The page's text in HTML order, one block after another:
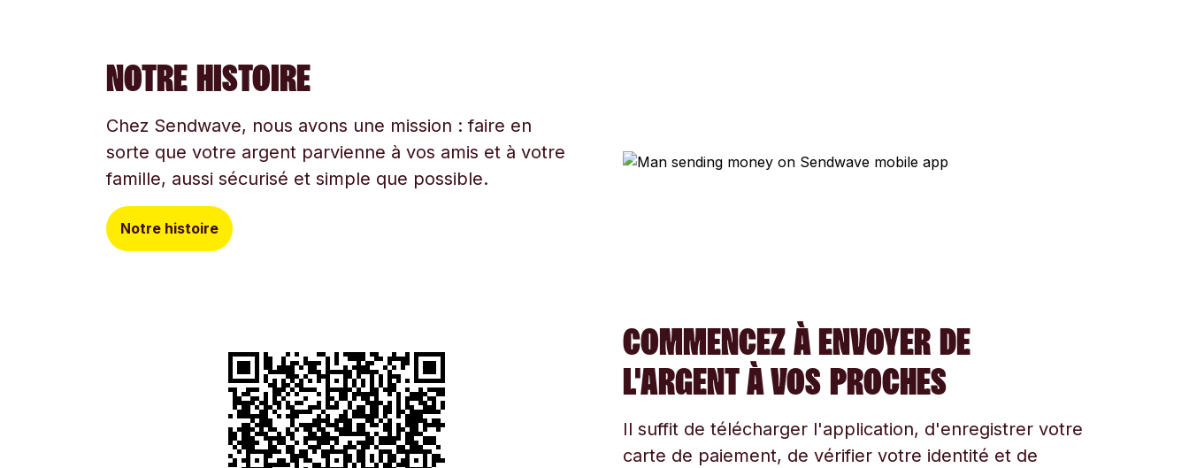
NOTRE HISTOIRE
Chez Sendwave, nous avons une mission : faire en
sorte que votre argent parvienne à vos amis et à votre
famille, aussi sécurisé et simple que possible.
Notre histoire
COMMENCEZ À ENVOYER DE
L'ARGENT À VOS PROCHES
Il suffit de télécharger l'application, d'enregistrer votre
carte de paiement, de vérifier votre identité et de